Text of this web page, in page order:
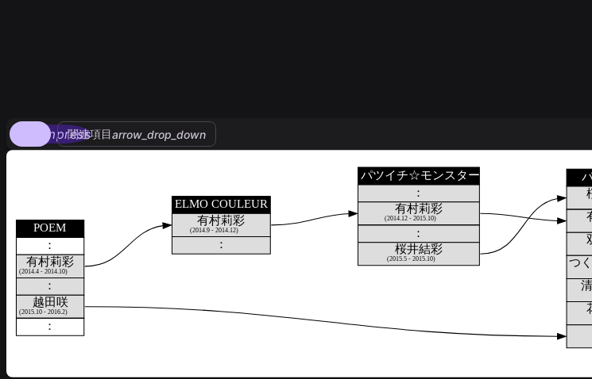
compress
関連項目arrow_drop_down